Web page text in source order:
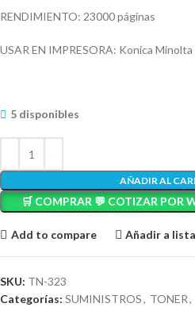
RENDIMIENTO: 23000 páginas
USAR EN IMPRESORA: Konica
5 disponibles
AÑADIR AL
🛒 COMPRAR 💬 COTIZAR POR
Add to compare Añadir a
SKU: TN-323
Categorías: SUMINISTROS, TONER,